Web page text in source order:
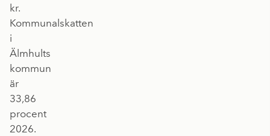
kr.
Kommunalskatten
i
Älmhults
kommun
är
33,86
procent
2026.